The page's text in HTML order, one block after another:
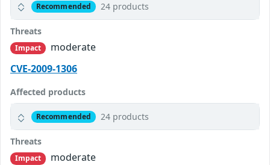
Recommended 24 products
Threats
Impact
moderate
CVE-2009-1306
Affected products
Recommended 24 products
Threats
Impact
moderate